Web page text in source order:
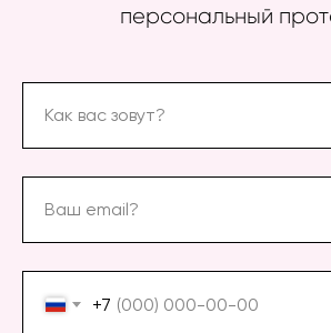
персональный
Как вас зовут?
Ваш email?
+7